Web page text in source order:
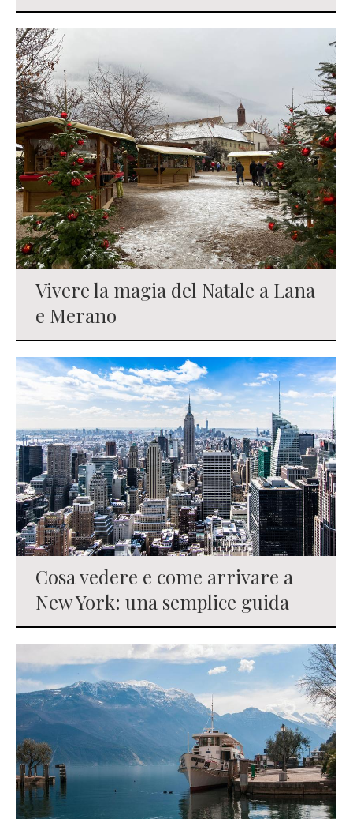
Vivere la magia del Natale a Lana
e Merano
Cosa vedere e come arrivare a
New York: una semplice guida